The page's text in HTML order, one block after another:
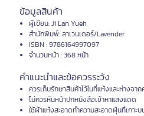
ข้อมูลสินค้า
ผู้เขียน: Ji Lan Yueh
สำนักพิมพ์: ลาเวนเดอร์/Lavender
ISBN : 9786164997097
จำนวนหน้า : 368 หน้า
คำแนะนำและข้อควรระวัง
ควรเก็บรักษาสินค้าไว้ในที่แห้งและห่างจา
ไม่ควรหันหน้าปกหนังสือเข้าหาแสงแดด
ใช้ผ้าแห้งสะอาดทำความสะอาดฝุ่นที่เกาะ